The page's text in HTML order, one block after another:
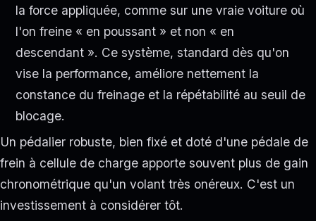
la force appliquée, comme sur une vraie voiture où
l'on freine « en poussant » et non « en
descendant ». Ce système, standard dès qu'on
vise la performance, améliore nettement la
constance du freinage et la répétabilité au seuil de
blocage.
Un pédalier robuste, bien fixé et doté d'une pédale de
frein à cellule de charge apporte souvent plus de gain
chronométrique qu'un volant très onéreux. C'est un
investissement à considérer tôt.